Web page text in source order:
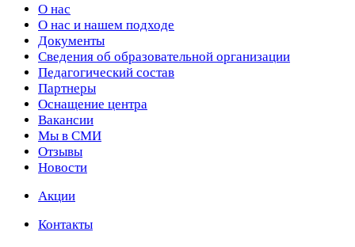
О нас
О нас и нашем подходе
Документы
Сведения об образовательной организации
Педагогический состав
Партнеры
Оснащение центра
Вакансии
Мы в СМИ
Отзывы
Новости
Акции
Контакты